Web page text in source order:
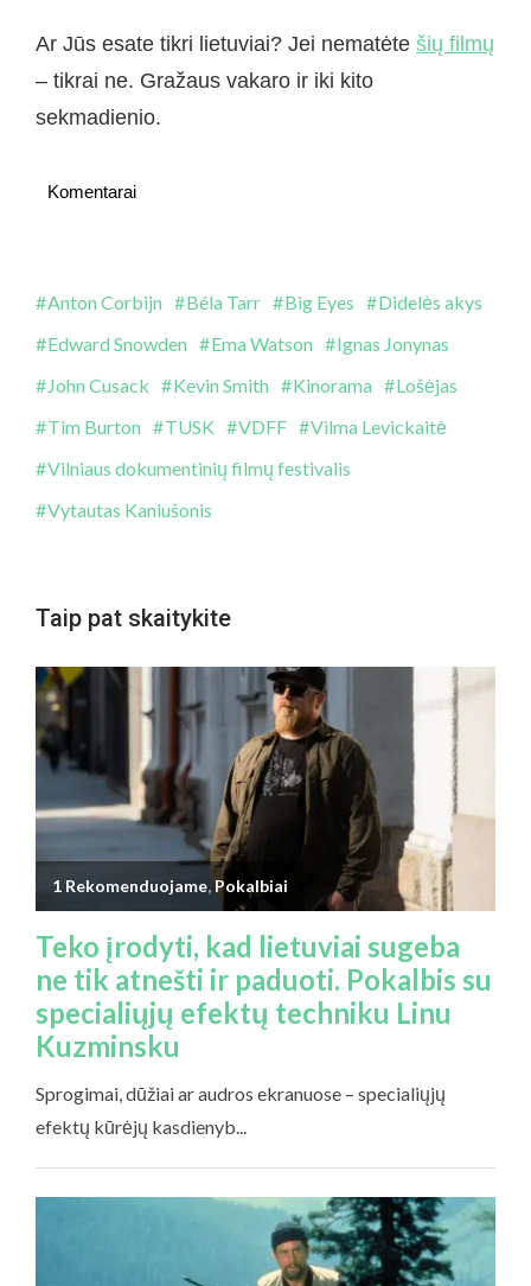
Ar Jūs esate tikri lietuviai? Jei nematėte šių filmų
– tikrai ne. Gražaus vakaro ir iki kito
sekmadienio.
Komentarai
Anton Corbijn Béla Tarr Big Eyes
Didelės akys
Edward Snowden
Ema Watson
Ignas Jonynas
John Cusack
Kevin Smith Kinorama
Lošėjas
Tim Burton
TUSK VDFF
Vilma Levickaitė
Vilniaus dokumentinių filmų festivalis
Vytautas Kaniušonis
Taip pat skaitykite